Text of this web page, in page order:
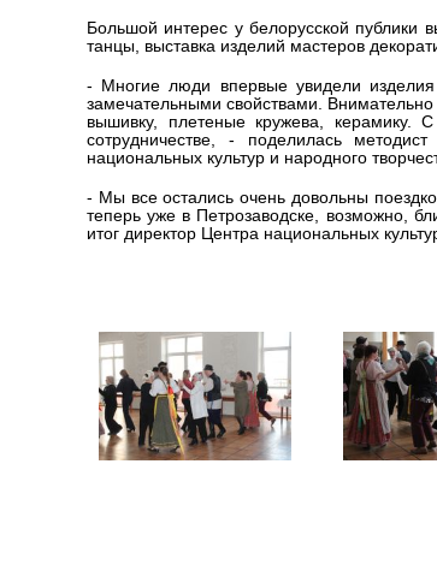
Большой интерес у белорусской публики
танцы, выставка изделий мастеров
- Многие люди впервые увидели
замечательными свойствами.
вышивку, плетеные кружева,
сотрудничестве, - поделилась методист
национальных культур и народного
- Мы все остались очень довольны
теперь уже в Петрозаводске, возможно,
итог директор Центра национальных